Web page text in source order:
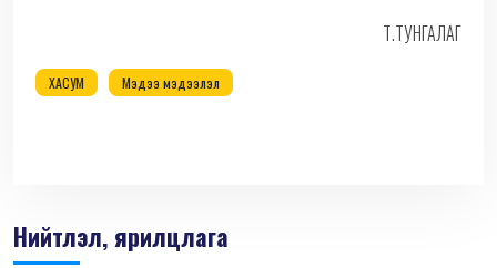
Т.ТУНГАЛАГ
ХАСУМ Мэдээ мэдээлэл
Нийтлэл, ярилцлага